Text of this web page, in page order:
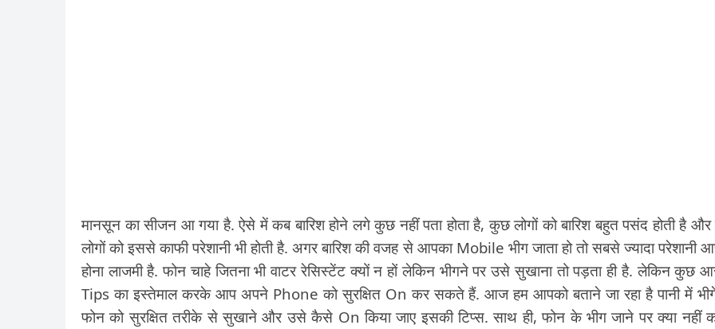
मानसून का सीजन आ गया है. ऐसे में कब बारिश होने लगे कुछ नहीं पता होता है, कुछ लोगों को बारिश बहुत पसंद होती है
लोगों को इससे काफी परेशानी भी होती है. अगर बारिश की वजह से आपका Mobile भीग जाता हो तो सबसे ज्यादा परेशानी
होना लाजमी है. फोन चाहे जितना भी वाटर रेसिस्टेंट क्यों न हों लेकिन भीगने पर उसे सुखाना तो पड़ता ही है. लेकिन कुछ
Tips का इस्तेमाल करके आप अपने Phone को सुरक्षित On कर सकते हैं. आज हम आपको बताने जा रहा है पानी में
फोन को सुरक्षित तरीके से सुखाने और उसे कैसे On किया जाए इसकी टिप्स. साथ ही, फोन के भीग जाने पर क्या नहीं